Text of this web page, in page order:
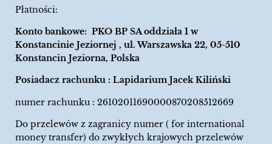
Płatności:
Konto bankowe: PKO BP SA oddziała 1 w
Konstancinie Jeziornej , ul. Warszawska 22, 05-510
Konstancin Jeziorna, Polska
Posiadacz rachunku : Lapidarium Jacek Kiliński
numer rachunku : 26102011690000870208512669
Do przelewów z zagranicy numer ( for international
money transfer) do zwykłych krajowych przelewów